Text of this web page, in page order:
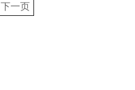
下一页